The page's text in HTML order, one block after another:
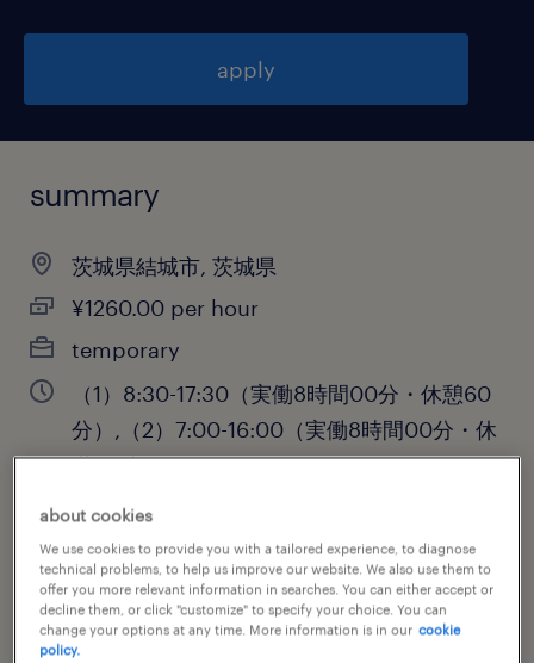
apply
summary
茨城県結城市, 茨城県
¥1260.00 per hour
temporary
（1）8:30-17:30（実働8時間00分・休憩60
分）,（2）7:00-16:00（実働8時間00分・休
憩60分）
job category
warehousing & distribution
about cookies
We use cookies to provide you with a tailored experience, to diagnose
technical problems, to help us improve our website. We also use them to
offer you more relevant information in searches. You can either accept or
decline them, or click "customize" to specify your choice. You can
change your options at any time. More information is in our cookie
policy.